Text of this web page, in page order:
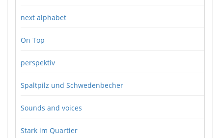
next alphabet
On Top
perspektiv
Spaltpilz und Schwedenbecher
Sounds and voices
Stark im Quartier